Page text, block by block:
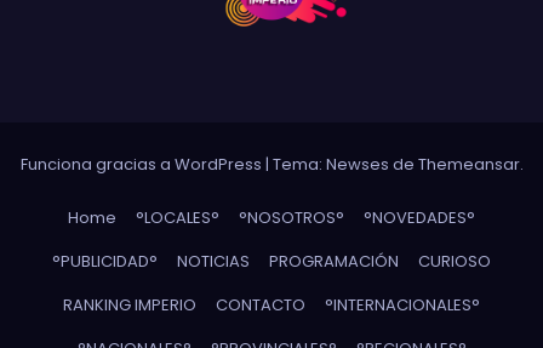
Funciona gracias a WordPress | Tema: Newses de Themeansar.
Home °LOCALES° °NOSOTROS°
°NOVEDADES°
°PUBLICIDAD°
NOTICIAS PROGRAMACIÓN
CURIOSO
RANKING IMPERIO
CONTACTO
°INTERNACIONALES°